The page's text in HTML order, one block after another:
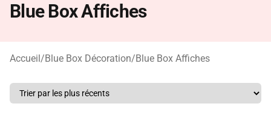
Blue Box Affiches
Accueil/Blue Box Décoration/Blue Box Affiches